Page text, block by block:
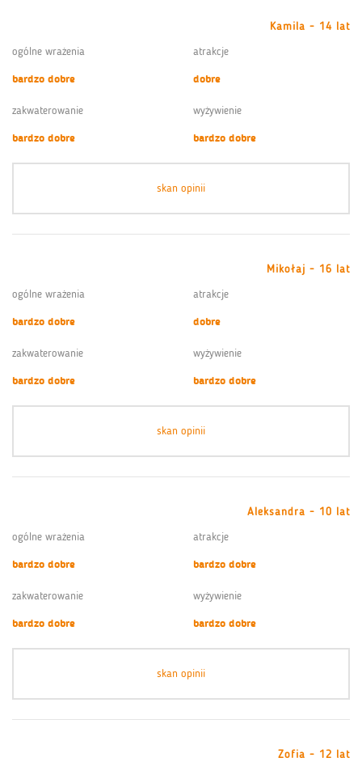
Kamila - 14 lat
ogólne wrażenia
bardzo dobre
atrakcje
dobre
zakwaterowanie
bardzo dobre
wyżywienie
bardzo dobre
skan opinii
Mikołaj - 16 lat
ogólne wrażenia
bardzo dobre
atrakcje
dobre
zakwaterowanie
bardzo dobre
wyżywienie
bardzo dobre
skan opinii
Aleksandra - 10 lat
ogólne wrażenia
bardzo dobre
atrakcje
bardzo dobre
zakwaterowanie
bardzo dobre
wyżywienie
bardzo dobre
skan opinii
Zofia - 12 lat